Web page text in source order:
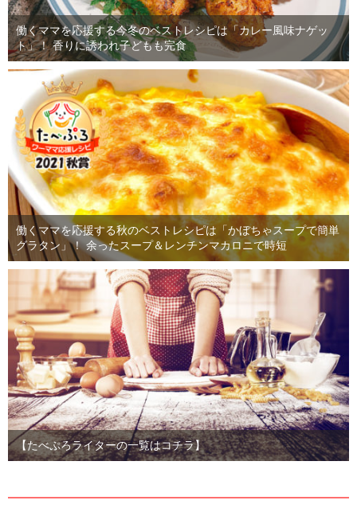
働くママを応援する今冬のベストレシピは「カレー風味ナゲッ
ト」！ 香りに誘われ子どもも完食
働くママを応援する秋のベストレシピは「かぼちゃスープで簡単
グラタン」！ 余ったスープ＆レンチンマカロニで時短
【たべぷろライターの一覧はコチラ】